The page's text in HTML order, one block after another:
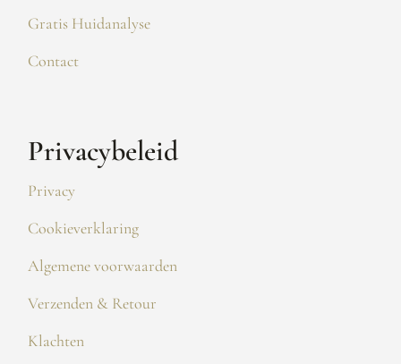
Gratis Huidanalyse
Contact
Privacybeleid
Privacy
Cookieverklaring
Algemene voorwaarden
Verzenden & Retour
Klachten